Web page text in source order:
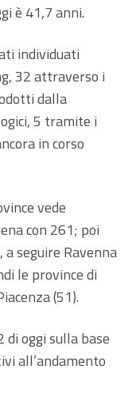
è 41,7 anni.
individuati
32 attraverso i
dalla
5 tramite i
in corso
vede
con 261; poi
a seguire Ravenna
le province di
(51).
oggi sulla base
all’andamento